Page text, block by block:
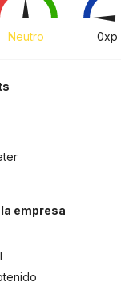
Neutro 0xp
empresa